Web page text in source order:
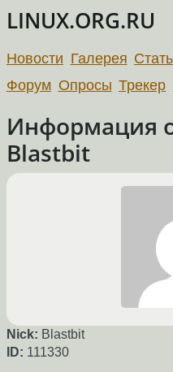
LINUX.ORG.RU
Новости Галерея
Форум Опросы Трекер
Информация
Blastbit
Nick: Blastbit
ID: 111330